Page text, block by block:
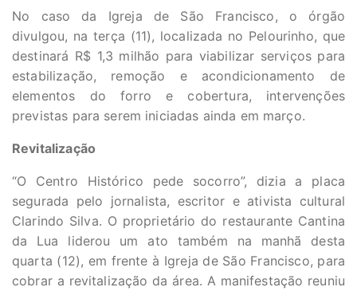
No caso da Igreja de São Francisco, o órgão
divulgou, na terça (11), localizada no Pelourinho, que
destinará R$ 1,3 milhão para viabilizar serviços para
estabilização, remoção e acondicionamento de
elementos do forro e cobertura, intervenções
previstas para serem iniciadas ainda em março.
Revitalização
“O Centro Histórico pede socorro”, dizia a placa
segurada pelo jornalista, escritor e ativista cultural
Clarindo Silva. O proprietário do restaurante Cantina
da Lua liderou um ato também na manhã desta
quarta (12), em frente à Igreja de São Francisco, para
cobrar a revitalização da área. A manifestação reuniu